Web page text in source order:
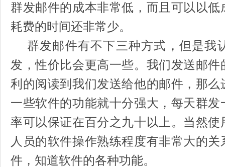
群发邮件的成本非常低，而且可以以
耗费的时间还非常少。
群发邮件有不下三种方式，但是我
发，性价比会更高一些。我们发送邮
利的阅读到我们发送给他的邮件，那
一些软件的功能就十分强大，每天群
率可以保证在百分之九十以上。当然
人员的软件操作熟练程度有非常大的
件，知道软件的各种功能。